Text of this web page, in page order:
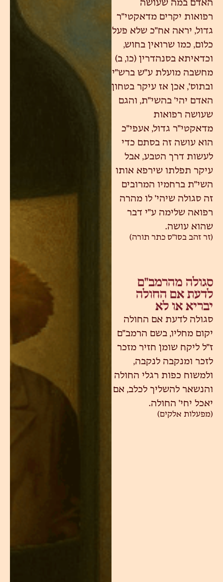
האדם במה שעושה
רפואות יקרים מדאקטי"ר
גדול, יראה אח"כ שלא פעל
כלום, כמו שרואין בחוש,
וכדאיתא בסנהדרין (כו, ב)
מחשבה מועלת ע"ש ברש"י
ובתוס', אכן אז עיקר בטחון
האדם יהי' בהשי"ת, והגם
שעושה רפואות
מדאקטי"ר גדול, אעפי"כ
הוא עושה זה בסתם כדי
לעשות דרך הטבע, אבל
עיקר תפלתו שירפא אותו
השי"ת ברחמיו המרובים
זה סגולה שיהי' לו מהרה
רפואה שלימה ע"י דבר
שהוא עושה.
(זר זהב בסו"ס כתר תורה)
סגולה מהרמב״ם
לדעת אם החולה
יבריא או לא
סגולה לדעת אם החולה
יקום מחליו, בשם הרמב"ם
ז"ל ליקח שומן חזיר מזכר
לזכר ומנקבה לנקבה,
ולמשוח כפות רגלי החולה
והנשאר להשליך לכלב, אם
יאכל יחי' החולה.
(מפעלות אלקים)